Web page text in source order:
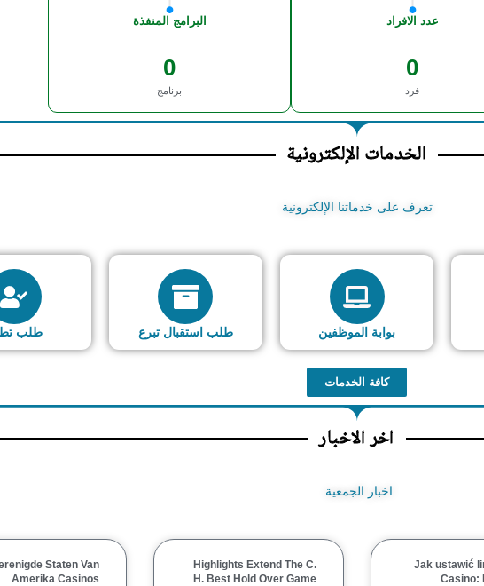
عدد الافراد
فرد
0
البرامج المنفذة
برنامج
0
الخدمات الإلكترونية
تعرف على خدماتنا الإلكترونية
بوابة الموظفين طلب استقبال تبرع طلب
كافة الخدمات
اخر الاخبار
اخبار الجمعية
Jak ustawić
Casino:
Highlights Extend The C.
H. Best Hold Over Game
Staten Van
Amerika Casinos